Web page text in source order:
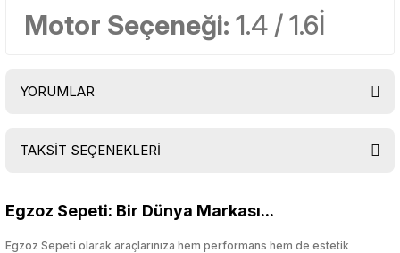
Motor Seçeneği: 1.4 / 1.6İ
YORUMLAR
TAKSİT SEÇENEKLERİ
Egzoz Sepeti: Bir Dünya Markası...
Egzoz Sepeti olarak araçlarınıza hem performans hem de estetik